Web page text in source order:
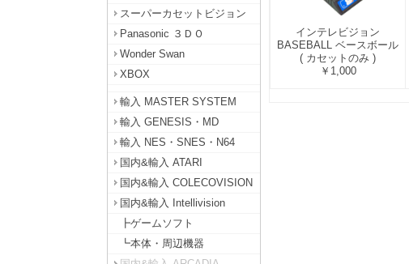
スーパーカセットビジョン
Panasonic ３ＤＯ
Wonder Swan
XBOX
輸入 MASTER SYSTEM
輸入 GENESIS・MD
輸入 NES・SNES・N64
国内&輸入 ATARI
国内&輸入 COLECOVISION
国内&輸入 Intellivision
┣ゲームソフト
┗本体・周辺機器
インテレビジョン
BASEBALL ベースボール
( カセットのみ )
￥1,000